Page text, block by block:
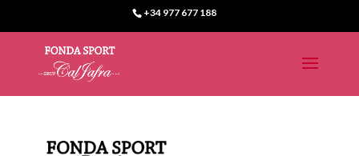
+34 977 677 188